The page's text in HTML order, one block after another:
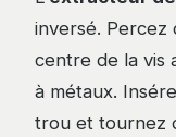
inversé. Percez
centre de la vis
à métaux.
trou et tournez